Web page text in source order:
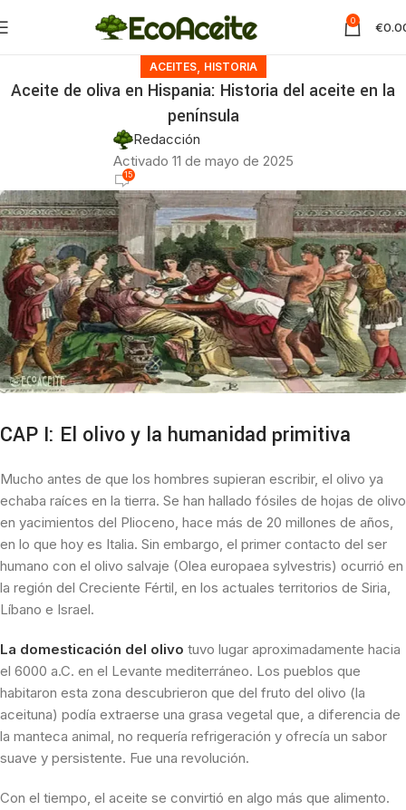
0 €
ACEITES, HISTORIA
Aceite de oliva en Hispania: Historia del aceite en la
península
Redacción
Activado 11 de mayo de 2025
15
CAP I: El olivo y la humanidad primitiva
Mucho antes de que los hombres supieran escribir, el olivo ya
echaba raíces en la tierra. Se han hallado fósiles de hojas de olivo
en yacimientos del Plioceno, hace más de 20 millones de años,
en lo que hoy es Italia. Sin embargo, el primer contacto del ser
humano con el olivo salvaje (Olea europaea sylvestris) ocurrió en
la región del Creciente Fértil, en los actuales territorios de Siria,
Líbano e Israel.
La domesticación del olivo tuvo lugar aproximadamente hacia
el 6000 a.C. en el Levante mediterráneo. Los pueblos que
habitaron esta zona descubrieron que del fruto del olivo (la
aceituna) podía extraerse una grasa vegetal que, a diferencia de
la manteca animal, no requería refrigeración y ofrecía un sabor
suave y persistente. Fue una revolución.
Con el tiempo, el aceite se convirtió en algo más que alimento.